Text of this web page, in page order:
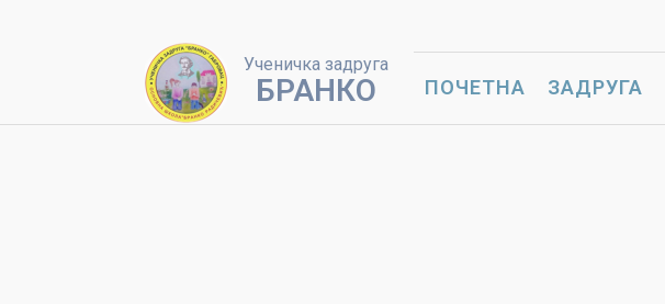
Ученичка задруга
БРАНКО ПОЧЕТНА ЗАДРУГА